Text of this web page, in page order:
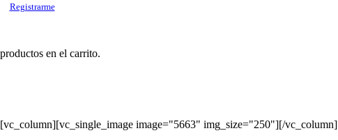
Registrarme
en el carrito.
image="5663" img_size="250"][/